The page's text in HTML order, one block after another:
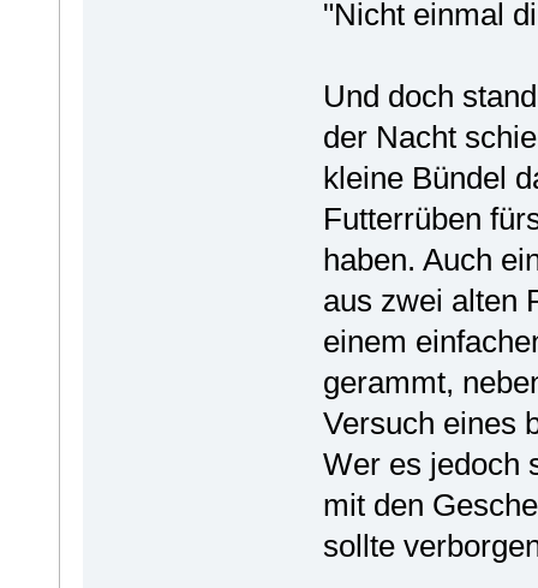
"Nicht einmal
Und doch
der Nacht
kleine Bündel
Futterrüben
haben. Auch
aus zwei alten
einem
gerammt,
Versuch eines
Wer es jedoch
mit den
sollte